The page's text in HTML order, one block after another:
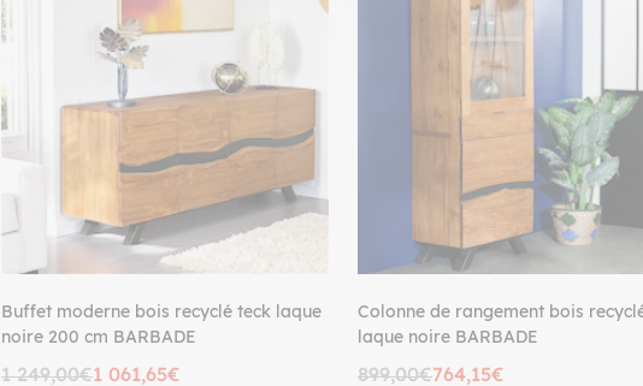
Buffet moderne bois recyclé teck laque
noire 200 cm BARBADE
1 249,00€1 061,65€
Colonne de rangement bois
laque noire BARBADE
899,00€764,15€